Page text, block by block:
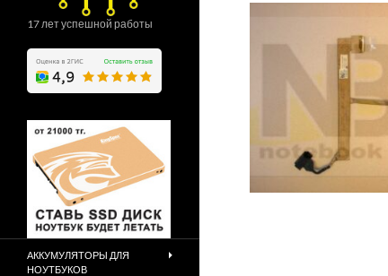
17 лет успешной работы
АККУМУЛЯТОРЫ ДЛЯ
НОУТБУКОВ